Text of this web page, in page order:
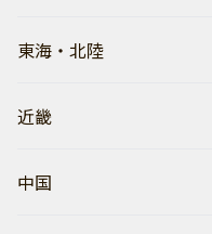
東海・北陸
近畿
中国